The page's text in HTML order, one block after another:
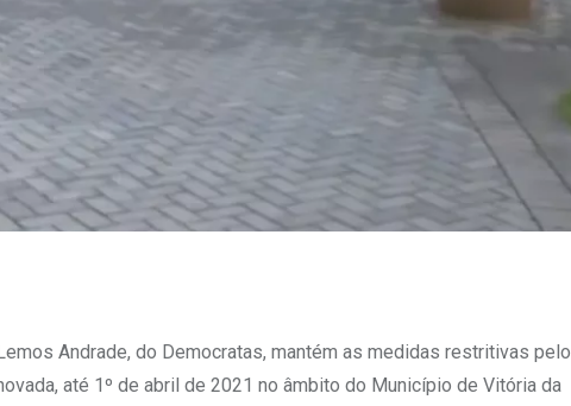
Andrade, do Democratas, mantém as medidas restritivas pelo
até 1º de abril de 2021 no âmbito do Município de Vitória da